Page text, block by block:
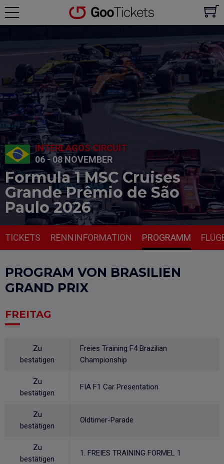
INTERLAGOS CIRCUIT
06 - 08 NOVEMBER
Formula 1 MSC Cruises
Grande Prêmio de São
Paulo 2026
TICKETS RENNINFORMATION PROGRAMM
PROGRAM VON BRASILIEN
GRAND PRIX
FREITAG
Zu
bestätigen
Freies Training F4 Brazilian
Championship
Zu
bestätigen
FIA F1 Car Presentation
Zu
bestätigen
Oldtimer-Parade
Zu
bestätigen
1. FREIES TRAINING FORMEL 1